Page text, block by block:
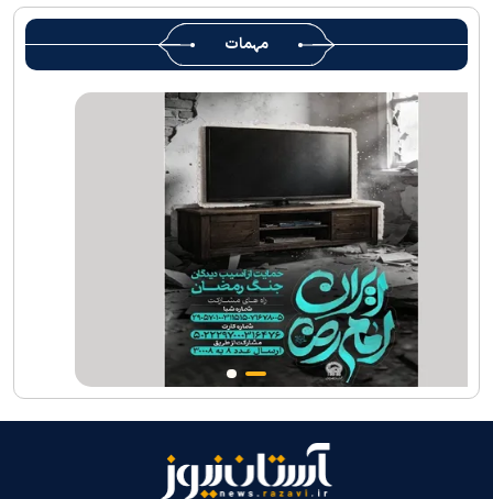
روضہ منورہ امام رضا(ع) کے خدام ، سوگوار زائرین کو کھانے اور رہائش
کی خدمات فراہم کرنے کے لئے تیار ہیں
جارجیا کے 130 رکنی مذہبی و ثقافتی وفد کا حرم امام رضا(ع) کے خدام
کی جانب سےخصوصی استقبال
مہمات